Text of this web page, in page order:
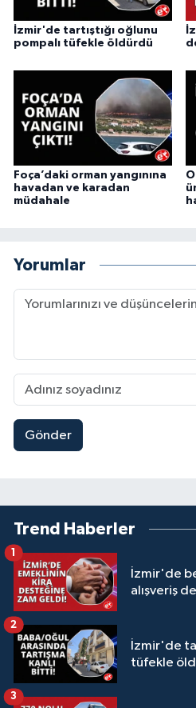
İzmir'de tartıştığı oğlunu
pompalı tüfekle öldürdü
Foça’daki orman yangınına
havadan ve karadan
müdahale
Yorumlar
Gönder
Trend Haberler
İzmir'de
alışveriş
1
İzmir'de
tüfekle
2
3